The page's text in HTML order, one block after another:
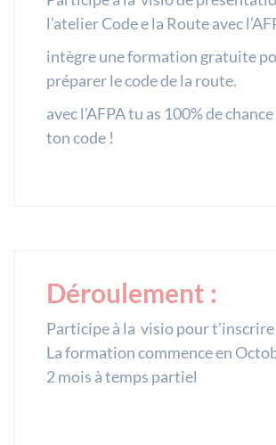
l’atelier Code e la Route avec
intègre une formation gratuite
préparer le code de la route.
avec l’AFPA tu as 100% de
ton code !
Déroulement :
Participe à la visio pour
La formation commence en
2 mois à temps partiel